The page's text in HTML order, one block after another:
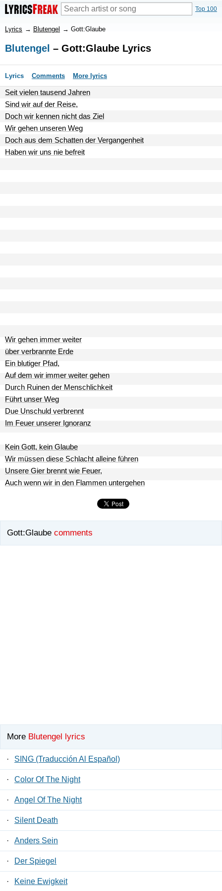
Top 100
Lyrics → Blutengel → Gott:Glaube
Blutengel – Gott:Glaube Lyrics
Lyrics Comments More lyrics
Seit vielen tausend Jahren
Sind wir auf der Reise,
Doch wir kennen nicht das Ziel
Wir gehen unseren Weg
Doch aus dem Schatten der Vergangenheit
Haben wir uns nie befreit
Wir gehen immer weiter
über verbrannte Erde
Ein blutiger Pfad,
Auf dem wir immer weiter gehen
Durch Ruinen der Menschlichkeit
Führt unser Weg
Due Unschuld verbrennt
Im Feuer unserer Ignoranz
Kein Gott, kein Glaube
Wir müssen diese Schlacht alleine führen
Unsere Gier brennt wie Feuer,
Auch wenn wir in den Flammen untergehen
Gott:Glaube comments
More Blutengel lyrics
· SING (Traducción Al Español)
· Color Of The Night
· Angel Of The Night
· Silent Death
· Anders Sein
· Der Spiegel
· Keine Ewigkeit